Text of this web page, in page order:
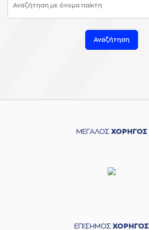
Αναζήτηση
ΜΕΓΑΛΟΣ ΧΟΡΗΓΟΣ
ΕΠΙΣΗΜΟΣ ΧΟΡΗΓΟΣ